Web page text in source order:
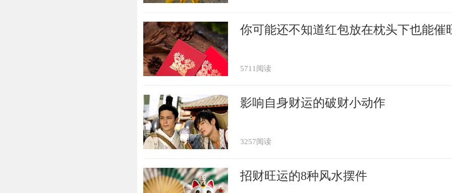
你可能还不知道红包放在枕头下也能催
5711阅读
影响自身财运的破财小动作
3257阅读
招财旺运的8种风水摆件